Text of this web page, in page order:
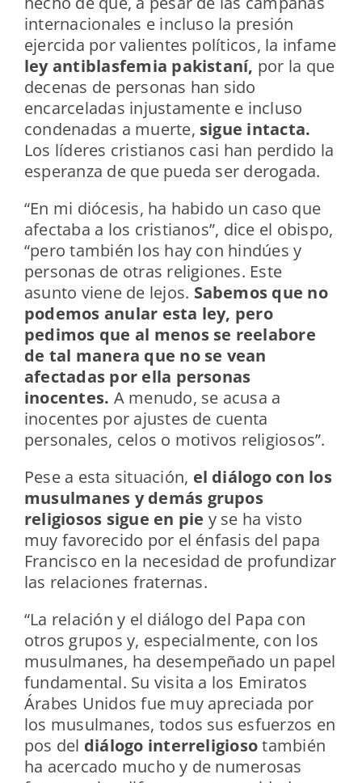
internacionales e incluso la presión
ejercida por valientes políticos, la infame
ley antiblasfemia pakistaní, por la que
decenas de personas han sido
encarceladas injustamente e incluso
condenadas a muerte, sigue intacta.
Los líderes cristianos casi han perdido la
esperanza de que pueda ser derogada.
“En mi diócesis, ha habido un caso que
afectaba a los cristianos”, dice el obispo,
“pero también los hay con hindúes y
personas de otras religiones. Este
asunto viene de lejos. Sabemos que no
podemos anular esta ley, pero
pedimos que al menos se reelabore
de tal manera que no se vean
afectadas por ella personas
inocentes. A menudo, se acusa a
inocentes por ajustes de cuenta
personales, celos o motivos religiosos”.
Pese a esta situación, el diálogo con los
musulmanes y demás grupos
religiosos sigue en pie y se ha visto
muy favorecido por el énfasis del papa
Francisco en la necesidad de profundizar
las relaciones fraternas.
“La relación y el diálogo del Papa con
otros grupos y, especialmente, con los
musulmanes, ha desempeñado un papel
fundamental. Su visita a los Emiratos
Árabes Unidos fue muy apreciada por
los musulmanes, todos sus esfuerzos en
pos del diálogo interreligiosotambién
ha acercado mucho y de numerosas